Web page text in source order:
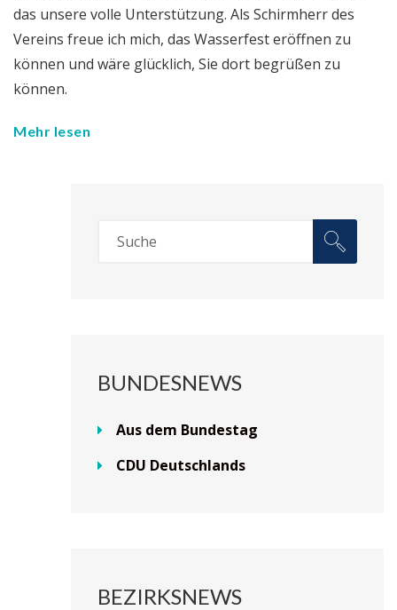
das unsere volle Unterstützung. Als Schirmherr des
Vereins freue ich mich, das Wasserfest eröffnen zu
können und wäre glücklich, Sie dort begrüßen zu
können.
Mehr lesen
BUNDESNEWS
Aus dem Bundestag
CDU Deutschlands
BEZIRKSNEWS